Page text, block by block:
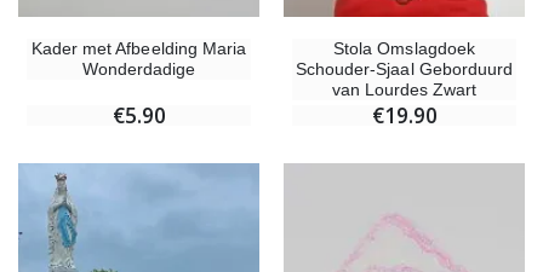
Kader met Afbeelding Maria
Wonderdadige
€5.90
Stola Omslagdoek
Schouder-Sjaal Geborduurd
van Lourdes Zwart
€19.90